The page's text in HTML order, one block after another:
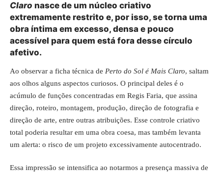
Claro nasce de um núcleo criativo
extremamente restrito e, por isso, se torna uma
obra íntima em excesso, densa e pouco
acessível para quem está fora desse círculo
afetivo.
Ao observar a ficha técnica de Perto do Sol é Mais Claro, saltam
aos olhos alguns aspectos curiosos. O principal deles é o
acúmulo de funções concentradas em Regis Faria, que assina
direção, roteiro, montagem, produção, direção de fotografia e
direção de arte, entre outras atribuições. Esse controle criativo
total poderia resultar em uma obra coesa, mas também levanta
um alerta: o risco de um projeto excessivamente autocentrado.
Essa impressão se intensifica ao notarmos a presença massiva de